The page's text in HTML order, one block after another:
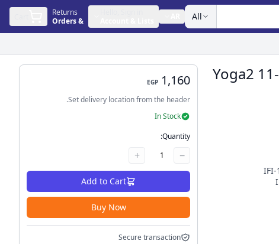
All
Returns
&
Orders
كيبورد لابتوب لينوفو يوجا 2 11 Yoga2 11-
1,160
EGP
Set delivery location from the header.
In Stock
Quantity:
−
1
+
Add to Cart
Buy Now
Secure transaction